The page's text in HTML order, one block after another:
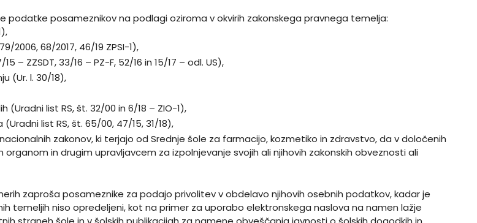
posameznikov na podlagi oziroma v okvirih zakonskega pravnega temelja:
2006, 68/2017, 46/19 ZPSI-1),
– ZZSDT, 33/16 – PZ-F, 52/16 in 15/17 – odl. US),
(Ur. l. 30/18),
list RS, št. 32/00 in 6/18 – ZIO-1),
list RS, št. 65/00, 47/15, 31/18),
zakonov, ki terjajo od Srednje šole za farmacijo, kozmetiko in zdravstvo, da v določenih
in drugim upravljavcem za izpolnjevanje svojih ali njihovih zakonskih obveznosti ali
zaproša posameznike za podajo privolitev v obdelavo njihovih osebnih podatkov, kadar je
temeljih niso opredeljeni, kot na primer za uporabo elektronskega naslova na namen lažje